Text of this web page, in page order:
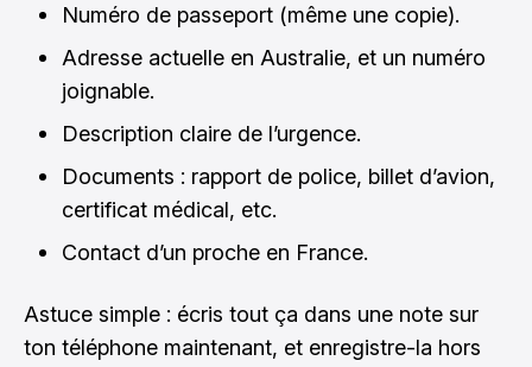
Numéro de passeport (même une copie).
Adresse actuelle en Australie, et un numéro
joignable.
Description claire de l’urgence.
Documents : rapport de police, billet d’avion,
certificat médical, etc.
Contact d’un proche en France.
Astuce simple : écris tout ça dans une note sur
ton téléphone maintenant, et enregistre-la hors